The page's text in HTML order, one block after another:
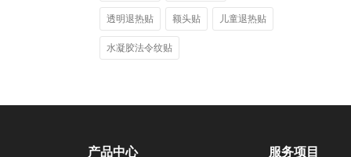
透明退热贴 额头贴 儿童退热贴
水凝胶法令纹贴
产品中心 服务项目